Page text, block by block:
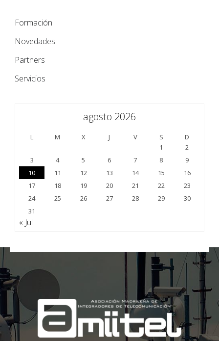
Formación
Novedades
Partners
Servicios
agosto 2026
L M X J V S
D
1
2
3
4 5 6 7 8
9
10
11 12 13 14 15
16
17
18 19 20 21 22
23
24
25 26 27 28 29
30
31
« Jul
;